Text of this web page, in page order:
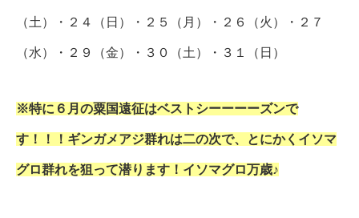
（土）・２４（日）・２５（月）・２６（火）・２７
（水）・２９（金）・３０（土）・３１（日）
※特に６月の粟国遠征はベストシーーーーズンで
す！！！ギンガメアジ群れは二の次で、とにかくイソマ
グロ群れを狙って潜ります！イソマグロ万歳♪